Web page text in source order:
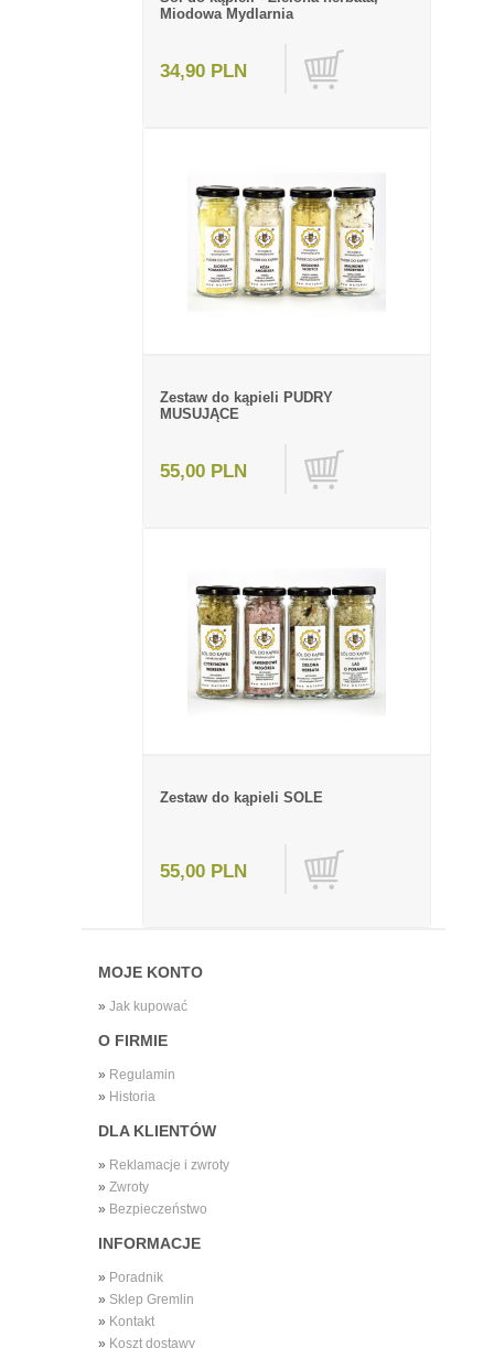
Miodowa Mydlarnia
34,90 PLN
Zestaw do kąpieli PUDRY
MUSUJĄCE
55,00 PLN
Zestaw do kąpieli SOLE
55,00 PLN
MOJE KONTO
» Jak kupować
O FIRMIE
» Regulamin
» Historia
DLA KLIENTÓW
» Reklamacje i zwroty
» Zwroty
» Bezpieczeństwo
INFORMACJE
» Poradnik
» Sklep Gremlin
» Kontakt
» Koszt dostawy